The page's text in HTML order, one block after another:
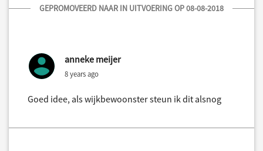
GEPROMOVEERD NAAR IN UITVOERING OP 08-08-2018
anneke meijer
8 years ago
Goed idee, als wijkbewoonster steun ik dit alsnog